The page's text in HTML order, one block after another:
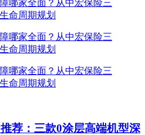
荐：三款0涂层高端机型深